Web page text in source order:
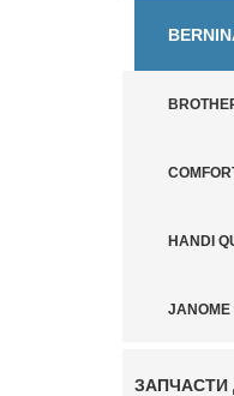
HANDI
JUKI
ЗАПЧАСТИ